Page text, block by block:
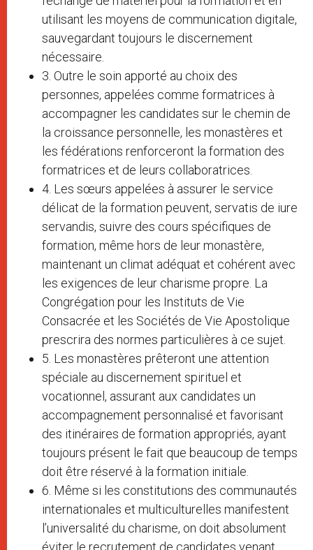
utilisant les moyens de communication digitale,
sauvegardant toujours le discernement
nécessaire.
3. Outre le soin apporté au choix des
personnes, appelées comme formatrices à
accompagner les candidates sur le chemin de
la croissance personnelle, les monastères et
les fédérations renforceront la formation des
formatrices et de leurs collaboratrices.
4. Les sœurs appelées à assurer le service
délicat de la formation peuvent, servatis de iure
servandis, suivre des cours spécifiques de
formation, même hors de leur monastère,
maintenant un climat adéquat et cohérent avec
les exigences de leur charisme propre. La
Congrégation pour les Instituts de Vie
Consacrée et les Sociétés de Vie Apostolique
prescrira des normes particulières à ce sujet.
5. Les monastères prêteront une attention
spéciale au discernement spirituel et
vocationnel, assurant aux candidates un
accompagnement personnalisé et favorisant
des itinéraires de formation appropriés, ayant
toujours présent le fait que beaucoup de temps
doit être réservé à la formation initiale.
6. Même si les constitutions des communautés
internationales et multiculturelles manifestent
l’universalité du charisme, on doit absolument
éviter le recrutement de candidates venant